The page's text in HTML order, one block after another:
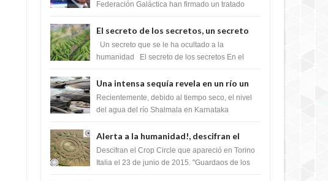
tratado para acabar con los Sionistas?
Federación Galáctica han firmado un tratado
Si...
El secreto de los secretos, un secreto
que cambiaría por completo el destino
de la humanidad
Un secreto que se le ha ocultado a la
humanidad El secreto de los secretos En el
m...
Una intensa sequía revela en un río un
impresionante hallazgo de miles de
Shiva Lingas
Recientemente, debido al tiempo seco, el nivel
del agua del río Shalmala en Karnataka
Shiv...
Alerta a la humanidad!, descifran el
mensaje del Crop Circle de Torino ,Italia
Descifran el Crop Circle que apareció en Torino
Italia el 23 de junio de 2015. "Guardaos de los